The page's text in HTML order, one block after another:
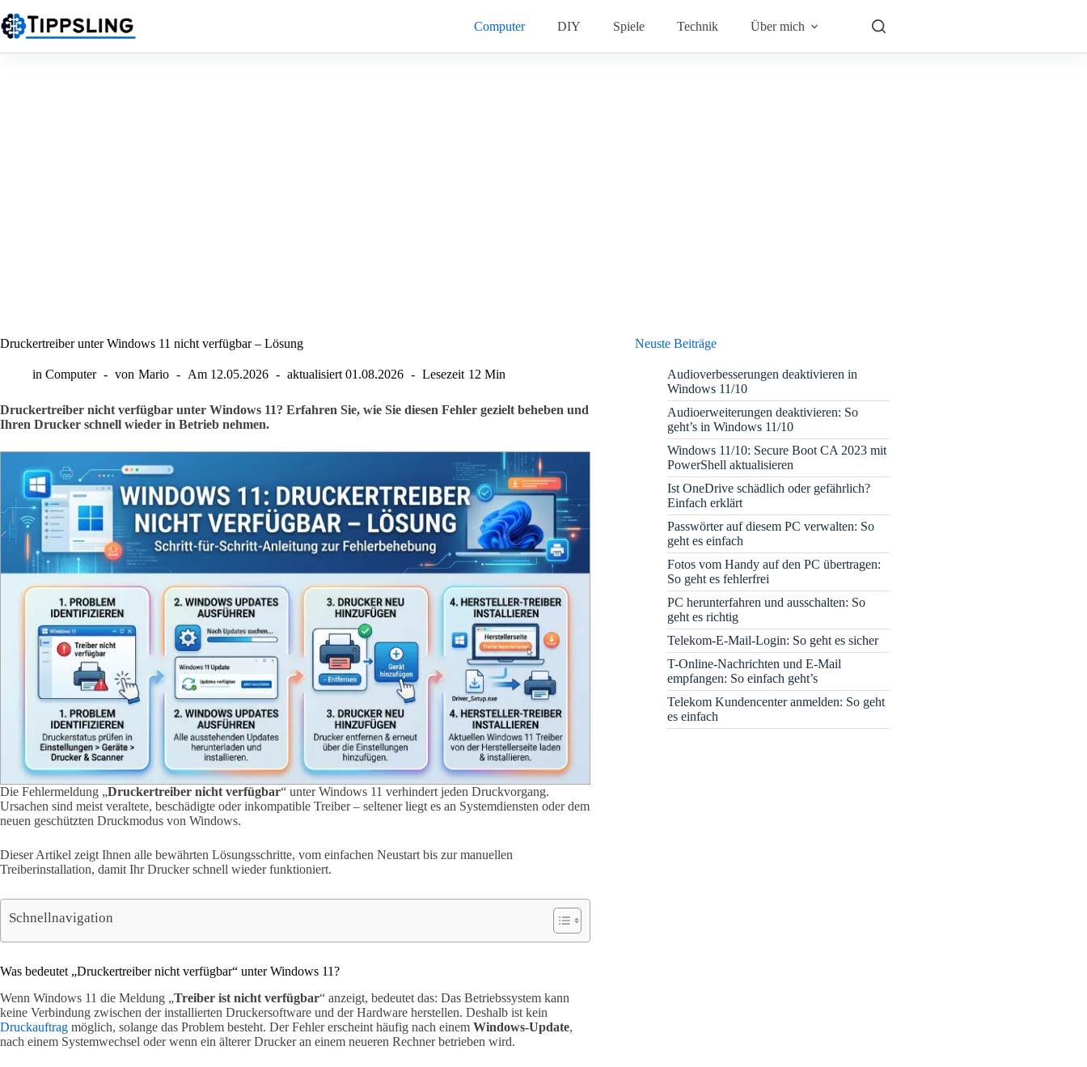
Inhalt
springen
Computer DIY Spiele Technik Über mich
Druckertreiber unter Windows 11 nicht verfügbar – Lösung
in Computer von Mario Am 12.05.2026 aktualisiert 01.08.2026 Lesezeit 12 Min
Druckertreiber nicht verfügbar unter Windows 11? Erfahren Sie, wie Sie diesen Fehler gezielt beheben und
Ihren Drucker schnell wieder in Betrieb nehmen.
Die Fehlermeldung „Druckertreiber nicht verfügbar“ unter Windows 11 verhindert jeden Druckvorgang.
Ursachen sind meist veraltete, beschädigte oder inkompatible Treiber – seltener liegt es an Systemdiensten oder dem
neuen geschützten Druckmodus von Windows.
Dieser Artikel zeigt Ihnen alle bewährten Lösungsschritte, vom einfachen Neustart bis zur manuellen
Treiberinstallation, damit Ihr Drucker schnell wieder funktioniert.
Schnellnavigation
Was bedeutet „Druckertreiber nicht verfügbar“ unter Windows 11?
Wenn Windows 11 die Meldung „Treiber ist nicht verfügbar“ anzeigt, bedeutet das: Das Betriebssystem kann
keine Verbindung zwischen der installierten Druckersoftware und der Hardware herstellen. Deshalb ist kein
Druckauftrag möglich, solange das Problem besteht. Der Fehler erscheint häufig nach einem Windows-Update,
nach einem Systemwechsel oder wenn ein älterer Drucker an einem neueren Rechner betrieben wird.
Neuste Beiträge
Audioverbesserungen deaktivieren in
Windows 11/10
Audioerweiterungen deaktivieren: So
geht’s in Windows 11/10
Windows 11/10: Secure Boot CA 2023 mit
PowerShell aktualisieren
Ist OneDrive schädlich oder gefährlich?
Einfach erklärt
Passwörter auf diesem PC verwalten: So
geht es einfach
Fotos vom Handy auf den PC übertragen:
So geht es fehlerfrei
PC herunterfahren und ausschalten: So
geht es richtig
Telekom-E-Mail-Login: So geht es sicher
T-Online-Nachrichten und E-Mail
empfangen: So einfach geht’s
Telekom Kundencenter anmelden: So geht
es einfach